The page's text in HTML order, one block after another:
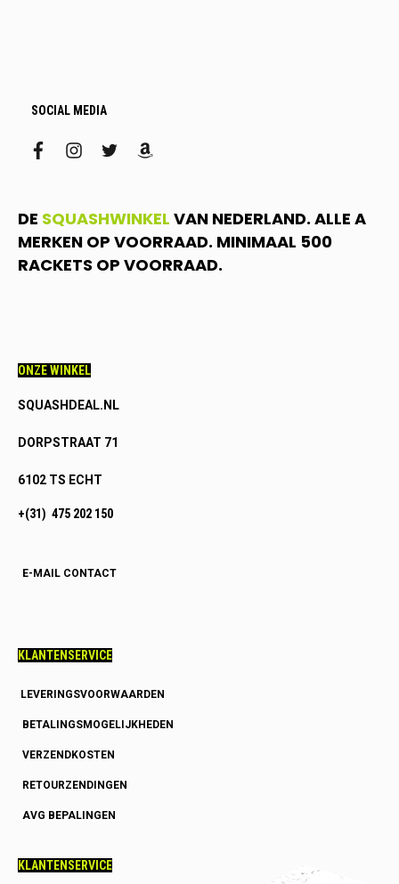
SOCIAL MEDIA
facebookinstagram
twitteramazon
DE SQUASHWINKEL VAN NEDERLAND. ALLE A
MERKEN OP VOORRAAD. MINIMAAL 500
RACKETS OP VOORRAAD.
ONZE WINKEL
SQUASHDEAL.NL
DORPSTRAAT 71
6102 TS ECHT
+(31) 475 202 150
E-MAIL CONTACT
KLANTENSERVICE
LEVERINGSVOORWAARDEN
BETALINGSMOGELIJKHEDEN
VERZENDKOSTEN
RETOURZENDINGEN
AVG BEPALINGEN
KLANTENSERVICE